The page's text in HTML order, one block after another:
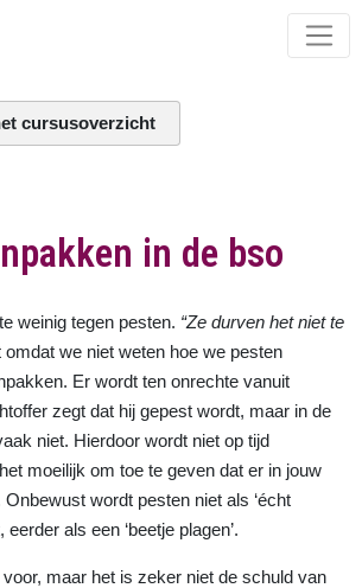
cursusoverzicht
in de bso
weinig tegen pesten. “Ze durven het niet te
we niet weten hoe we pesten
Er wordt ten onrechte vanuit
zegt dat hij gepest wordt, maar in de
niet. Hierdoor wordt niet op tijd
moeilijk om toe te geven dat er in jouw
wordt pesten niet als ‘écht
eerder als een ‘beetje plagen’.
maar het is zeker niet de schuld van